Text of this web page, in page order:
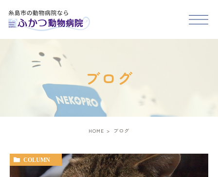
HOME
医院紹介
スタッフ紹介
アクセス
ブログ
HOME ブログ
COLUMN